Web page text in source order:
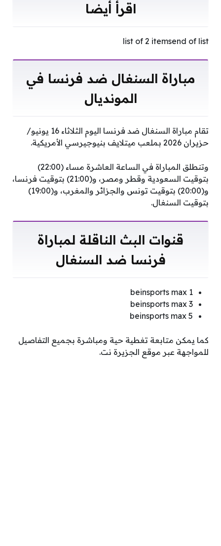
اقرأ أيضا
list of 2 itemsend of list
مباراة السنغال ضد فرنسا في
المونديال
تقام مباراة السنغال ضد فرنسا اليوم الثلاثاء 16 يونيو/
حزيران 2026 بملعب ميتلايف بنيوجيرسي الأمريكية.
وتنطلق المباراة في الساعة العاشرة مساء (22:00)
بتوقيت السعودية وقطر ومصر، و(21:00) بتوقيت فرنسا،
و(20:00) بتوقيت تونس والجزائر والمغرب، و(19:00)
بتوقيت السنغال.
قنوات البث الناقلة لمباراة
فرنسا ضد السنغال
beinsports max 1
beinsports max 3
beinsports max 5
كما يمكن متابعة تغطية حية ومباشرة بجميع التفاصيل
للمواجهة عبر موقع الجزيرة نت.